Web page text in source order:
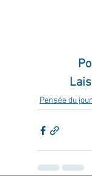
Pensée du jour